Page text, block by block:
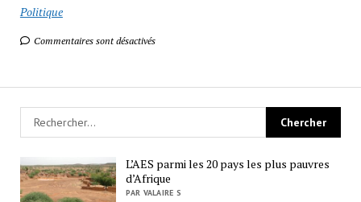
Politique
Commentaires sont désactivés
L’AES parmi les 20 pays les plus pauvres
d’Afrique
PAR VALAIRE S